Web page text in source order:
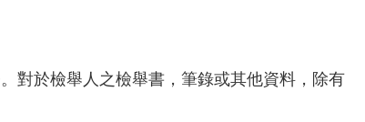
對於檢舉人之檢舉書，筆錄或其他資料，除有